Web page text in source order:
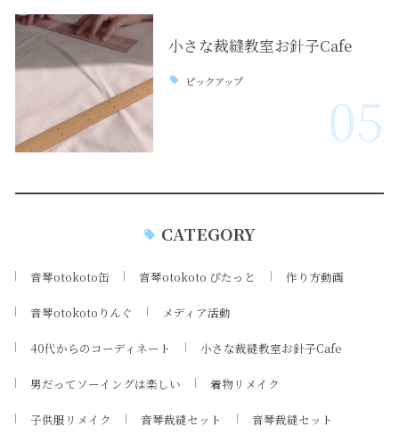
小さな裁縫教室お針子Cafe
ピックアップ
05
CATEGORY
音琴otokoto缶 音琴otokoto ぴたっと 作り方動画
音琴otokotoりんぐ メディア活動
40代からのコーディネート 小さな裁縫教室お針子Cafe
男だってソーイングは楽しい 着物リメイク
子供服リメイク 音琴裁縫セット 音琴裁縫セット